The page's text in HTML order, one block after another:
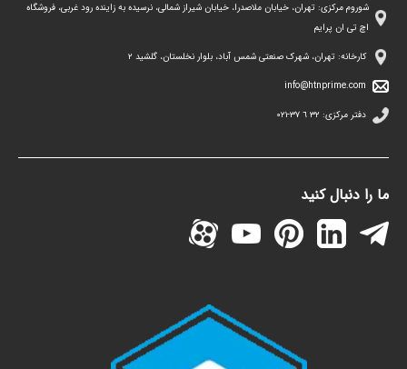
شوروم مرکزی: تهران، خیابان ملاصدرا، خیابان شیراز شمالی، نرسیده به زاینده رود غربی، فروشگاه
اچ تی ان پرایم
کارخانه: تهران، شهرک صنعتی شمس آباد، بلوار نخلستان، گلشید ۲
info@htnprime.com
دفتر مرکزی: ٣٢ ٦ ٣٧-٠٢١
ما را دنبال کنید